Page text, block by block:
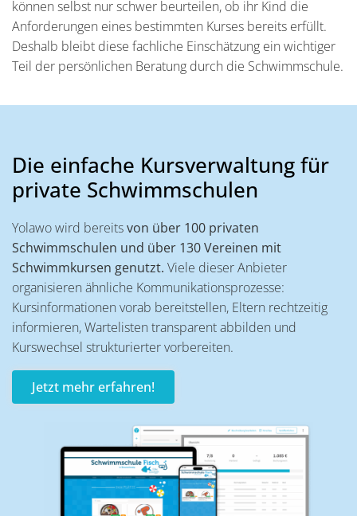
können selbst nur schwer beurteilen, ob ihr Kind die
Anforderungen eines bestimmten Kurses bereits erfüllt.
Deshalb bleibt diese fachliche Einschätzung ein wichtiger
Teil der persönlichen Beratung durch die Schwimmschule.
Die einfache Kursverwaltung für
private Schwimmschulen
Yolawo wird bereitsvon über 100 privaten
Schwimmschulen und über 130 Vereinen mit
Schwimmkursen genutzt. Viele dieser Anbieter
organisieren ähnliche Kommunikationsprozesse:
Kursinformationen vorab bereitstellen, Eltern rechtzeitig
informieren, Wartelisten transparent abbilden und
Kurswechsel strukturierter vorbereiten.
Jetzt mehr erfahren!